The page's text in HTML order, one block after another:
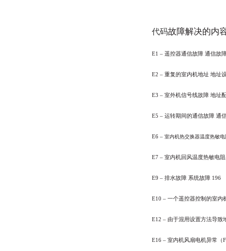
代码故障解决的内
E1 – 遥控器通信故障 通信故
E2 – 重复的室内机地址 地址
E3 – 室外机信号线故障 地址
E5 – 运转期间的通信故障 通
E6 – 室内机热交换器温度热敏电
E7 – 室内机回风温度热敏电
E9 – 排水故障 系统故障 196
E10 – 一个遥控器控制的室内
E12 – 由于混用设置方法导致
E16 – 室内机风扇电机异常（